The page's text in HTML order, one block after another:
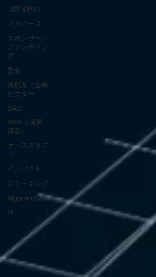
開発者向け
メタバース
スポンサー／
ファンディン
グ
監査
政府系／公共
セクター
DAO
RWA（現実
資産）
ケーススタデ
ィ
インパクト
ステーキング
AlgorandCan
AI